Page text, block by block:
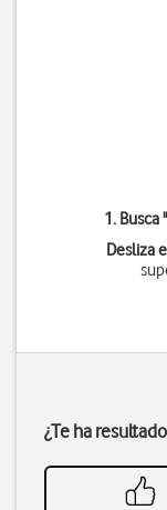
1. Busca "
Desliza
¿Te ha